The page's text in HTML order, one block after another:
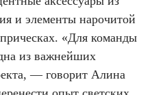
и элементы нарочитой
«Для команды
из важнейших
— говорит Алина